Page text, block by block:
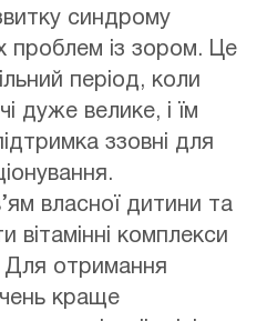
синдрому
проблем із зором. Це
період, коли
дуже велике, і їм
ззовні для
власної дитини та
вітамінні комплекси
Для отримання
краще